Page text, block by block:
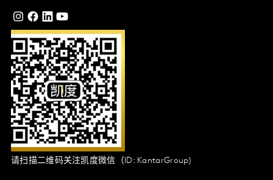
请扫描二维码关注凯度微信（ID: KantarGroup)